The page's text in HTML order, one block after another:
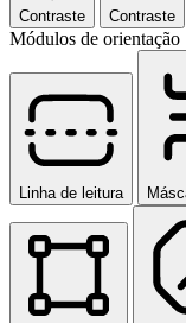
Contraste Contraste
Módulos de orientação
Linha de leitura